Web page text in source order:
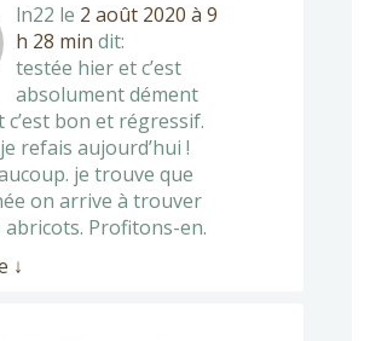
ln22 le 2 août 2020 à 9
h 28 min dit:
testée hier et c’est
absolument dément
bon et régressif.
refais aujourd’hui !
je trouve que
on arrive à trouver
abricots. Profitons-en.
↓